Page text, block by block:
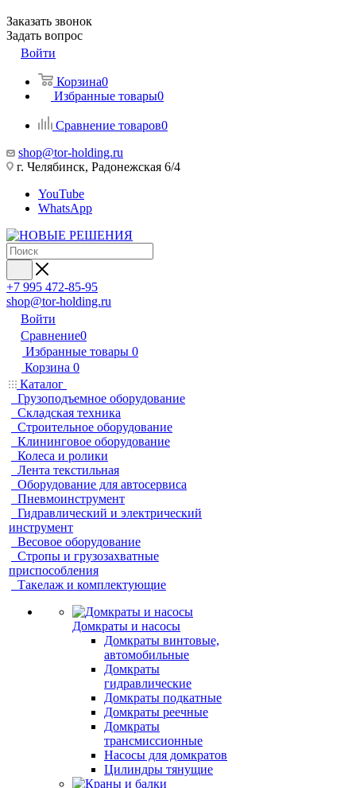
Заказать звонок
Задать вопрос
Войти
Корзина0
Избранные товары0
Сравнение товаров0
shop@tor-holding.ru
г. Челябинск, Радонежская 6/4
YouTube
WhatsApp
+7 995 472-85-95
shop@tor-holding.ru
Войти
Сравнение0
Избранные товары 0
Корзина 0
Каталог
Грузоподъемное оборудование
Складская техника
Строительное оборудование
Клининговое оборудование
Колеса и ролики
Лента текстильная
Оборудование для автосервиса
Пневмоинструмент
Гидравлический и электрический
инструмент
Весовое оборудование
Стропы и грузозахватные
приспособления
Такелаж и комплектующие
Домкраты и насосы
Домкраты винтовые,
автомобильные
Домкраты
гидравлические
Домкраты подкатные
Домкраты реечные
Домкраты
трансмиссионные
Насосы для домкратов
Цилиндры тянущие